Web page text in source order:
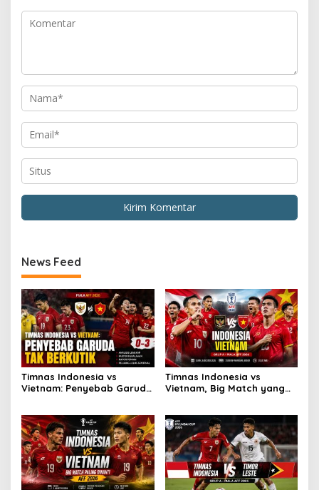
News Feed
Timnas Indonesia vs
Vietnam: Penyebab Garuda
Timnas Indonesia vs
Vietnam, Big Match yang